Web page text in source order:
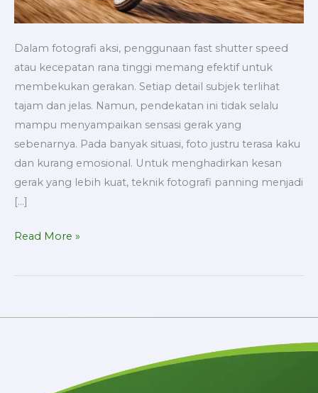
Dalam fotografi aksi, penggunaan fast shutter speed
atau kecepatan rana tinggi memang efektif untuk
membekukan gerakan. Setiap detail subjek terlihat
tajam dan jelas. Namun, pendekatan ini tidak selalu
mampu menyampaikan sensasi gerak yang
sebenarnya. Pada banyak situasi, foto justru terasa kaku
dan kurang emosional. Untuk menghadirkan kesan
gerak yang lebih kuat, teknik fotografi panning menjadi
[…]
Read More »